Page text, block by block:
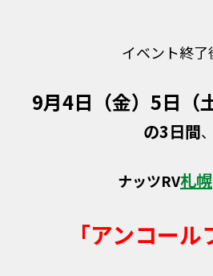
イベント終了
9月4日（金）5日（
の3日間、
ナッツRV札幌
「アンコール